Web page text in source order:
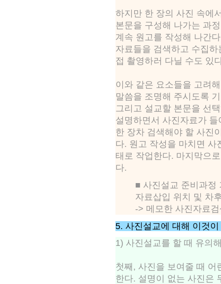
하지만 한 장의 사진 속에
본문을 구성해 나가는 과
계속 원고를 작성해 나간
자료들을 검색하고 수집
접 촬영하러 다닐 수도 있
이와 같은 요소들을 고려
말씀을 조명해 주시도록
그리고 설교할 본문을 선
설명하면서 사진자료가
한 장차 검색해야 할 사진
다. 원고 작성을 마치면 사
태로 작업한다. 마지막으
다.
■ 사진설교 준비과정
자료삽입 위치 및 차
-> 메모한 사진자료
5. 사진설교에 대해 이것
1) 사진설교를 할 때 유의
첫째, 사진을 보여줄 때 어
한다. 설명이 없는 사진은